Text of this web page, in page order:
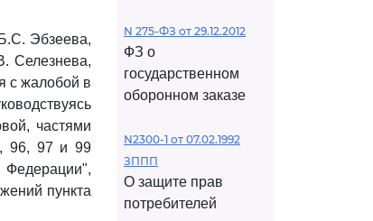
Эбзеева,
Селезнева,
с жалобой в
частями
96, 97 и 99
Федерации",
пункта
N 275-ФЗ от 29.12.2012
ФЗ о
государственном
оборонном заказе
N2300-1 от 07.02.1992
ЗППП
О защите прав
потребителей